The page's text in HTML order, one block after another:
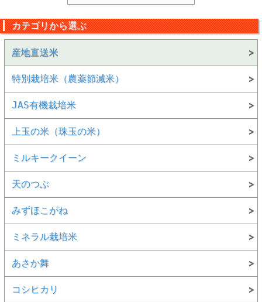
カテゴリから選ぶ
産地直送米
特別栽培米（農薬節減米）
JAS有機栽培米
上玉の米（珠玉の米）
ミルキークイーン
天のつぶ
みずほこがね
ミネラル栽培米
あさか舞
コシヒカリ